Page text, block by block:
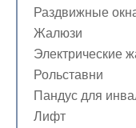
Раздвижные
Жалюзи
Электрические
Рольставни
Пандус для
Лифт